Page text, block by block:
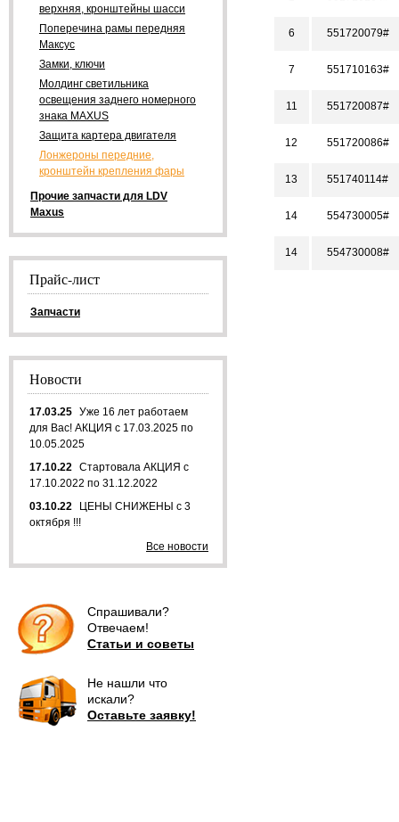
6 551720079#
7 551710163#
11 551720087#
12 551720086#
13 551740114#
14 554730005#
14 554730008#
верхняя, кронштейны шасси
Поперечина рамы передняя
Максус
Замки, ключи
Молдинг светильника
освещения заднего номерного
знака MAXUS
Защита картера двигателя
Лонжероны передние,
кронштейн крепления фары
Прочие запчасти для LDV
Maxus
Прайс-лист
Запчасти
Новости
17.03.25 Уже 16 лет работаем
для Вас! АКЦИЯ с 17.03.2025 по
10.05.2025
17.10.22 Стартовала АКЦИЯ с
17.10.2022 по 31.12.2022
03.10.22
ЦЕНЫ СНИЖЕНЫ с 3
октября !!!
Все новости
Спрашивали?
Отвечаем!
Статьи и советы
Не нашли что
искали?
Оставьте заявку!